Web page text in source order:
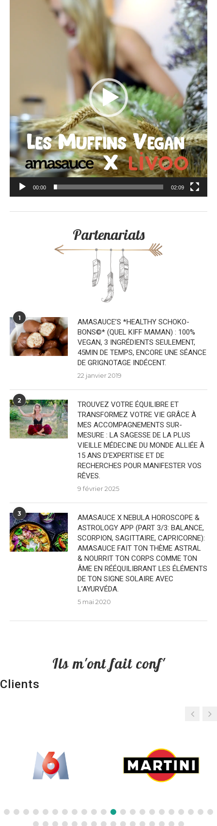
00:00 02:09
Partenariats
1
AMASAUCE’S *HEALTHY SCHOKO-
BONS©* (QUEL KIFF MAMAN) : 100%
VEGAN, 3 INGRÉDIENTS SEULEMENT,
45MIN DE TEMPS, ENCORE UNE SÉANCE
DE GRIGNOTAGE INDÉCENT.
22 janvier 2019
2
TROUVEZ VOTRE ÉQUILIBRE ET
TRANSFORMEZ VOTRE VIE GRÂCE À
MES ACCOMPAGNEMENTS SUR-
MESURE : LA SAGESSE DE LA PLUS
VIEILLE MÉDECINE DU MONDE ALLIÉE À
15 ANS D’EXPERTISE ET DE
RECHERCHES POUR MANIFESTER VOS
RÊVES.
9 février 2025
3
AMASAUCE X NEBULA HOROSCOPE &
ASTROLOGY APP (PART 3/3: BALANCE,
SCORPION, SAGITTAIRE, CAPRICORNE):
AMASAUCE FAIT TON THÈME ASTRAL
& NOURRIT TON CORPS COMME TON
ÂME EN RÉÉQUILIBRANT LES ÉLÉMENTS
DE TON SIGNE SOLAIRE AVEC
L’AYURVÉDA.
5 mai 2020
Ils m'ont fait conf'
Clients